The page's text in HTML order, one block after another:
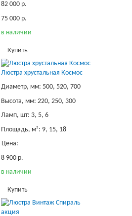
82 000 р.
75 000 р.
в наличии
Купить
Люстра хрустальная Космос
Диаметр, мм: 500, 520, 700
Высота, мм: 220, 250, 300
Ламп, шт: 3, 5, 6
Площадь, м²: 9, 15, 18
Цена:
8 900 р.
в наличии
Купить
акция